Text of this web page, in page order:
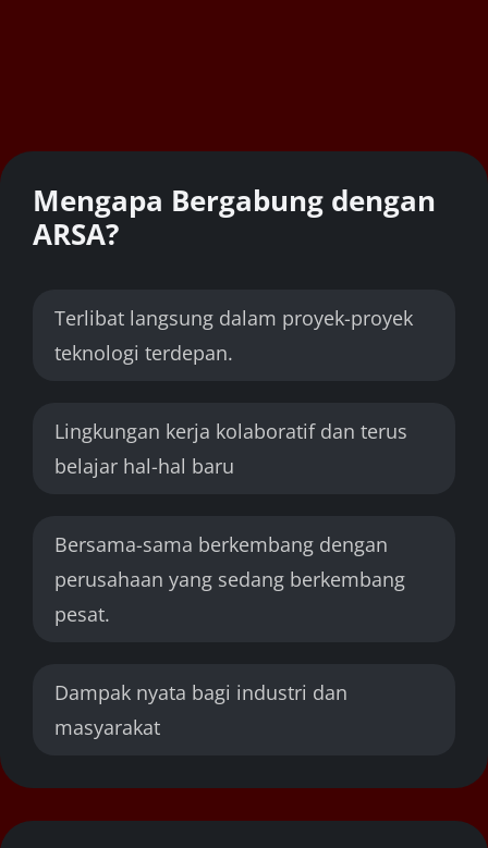
Mengapa Bergabung dengan
ARSA?
Terlibat langsung dalam proyek-proyek
teknologi terdepan.
Lingkungan kerja kolaboratif dan terus
belajar hal-hal baru
Bersama-sama berkembang dengan
perusahaan yang sedang berkembang
pesat.
Dampak nyata bagi industri dan
masyarakat